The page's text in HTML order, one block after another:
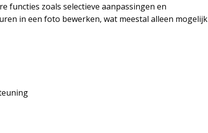
functies zoals selectieve aanpassingen en
in een foto bewerken, wat meestal alleen mogelijk